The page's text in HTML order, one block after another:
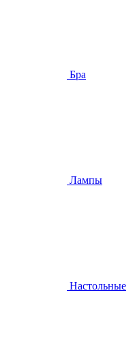
Бра
Лампы
Настольные